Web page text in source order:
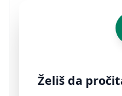
Želiš da